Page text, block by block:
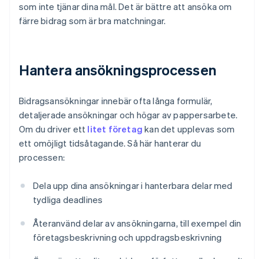
som inte tjänar dina mål. Det är bättre att ansöka om
färre bidrag som är bra matchningar.
Hantera ansökningsprocessen
Bidragsansökningar innebär ofta långa formulär,
detaljerade ansökningar och högar av pappersarbete.
Om du driver ett litet företag kan det upplevas som
ett omöjligt tidsåtagande. Så här hanterar du
processen:
Dela upp dina ansökningar i hanterbara delar med
tydliga deadlines
Återanvänd delar av ansökningarna, till exempel din
företagsbeskrivning och uppdragsbeskrivning